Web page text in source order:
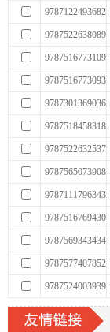
9787122493682
9787522638089
9787516773109
9787516773093
9787301369036
9787518458318
9787522632537
9787565073908
9787111796343
9787516769430
9787569343434
9787577407852
9787524003939